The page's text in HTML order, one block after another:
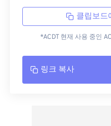
클립보드
*ACDT 현재 사용 중인
링크 복사